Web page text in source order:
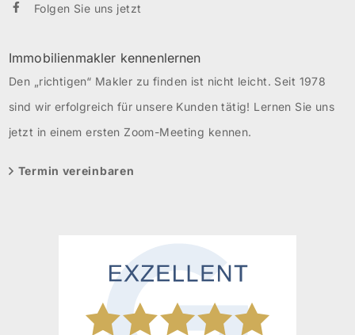
Folgen Sie uns jetzt
Immobilienmakler kennenlernen
Den „richtigen“ Makler zu finden ist nicht leicht. Seit 1978
sind wir erfolgreich für unsere Kunden tätig! Lernen Sie uns
jetzt in einem ersten Zoom-Meeting kennen.
Termin vereinbaren